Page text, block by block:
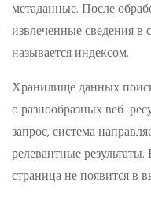
метаданные. После
извлеченные сведения в
называется индексом.
Хранилище данных
о разнообразных веб-
запрос, система
релевантные
страница не появится в